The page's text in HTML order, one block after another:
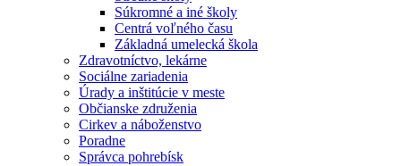
Súkromné a iné školy
Centrá voľného času
Základná umelecká škola
Zdravotníctvo, lekárne
Sociálne zariadenia
Úrady a inštitúcie v meste
Občianske združenia
Cirkev a náboženstvo
Poradne
Správca pohrebísk